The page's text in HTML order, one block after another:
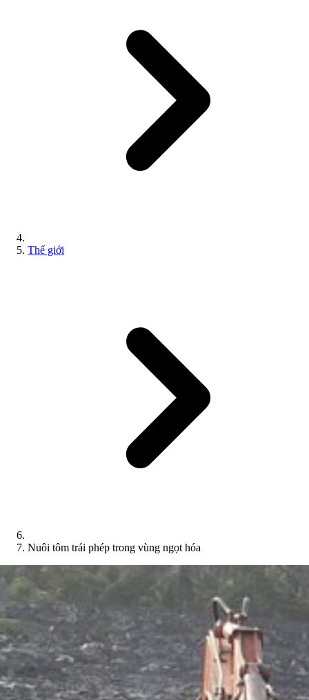
Thế giới
Nuôi tôm trái phép trong vùng ngọt hóa